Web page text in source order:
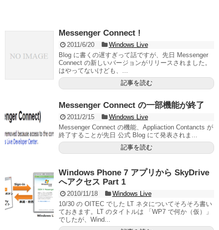
Messenger Connect !
2011/6/20
Windows Live
Blog に書くの遅すぎって話ですが、先日 Messenger
Connect の新しいバージョンがリリースされました。
はやってないけども、...
記事を読む
Messenger Connect の一部機能が終了
2011/2/15
Windows Live
Messenger Connect の機能、Appliaction Contancts が
終了することが先日 公式 Blog にて発表されま...
記事を読む
Windows Phone 7 アプリから SkyDrive
へアクセス Part 1
2010/11/18
Windows Live
10/30 の OITEC でした LT ネタについてそろそろ書い
ておきます。LT のタイトルは 「WP7 で何か（仮）」
でしたが、Wind...